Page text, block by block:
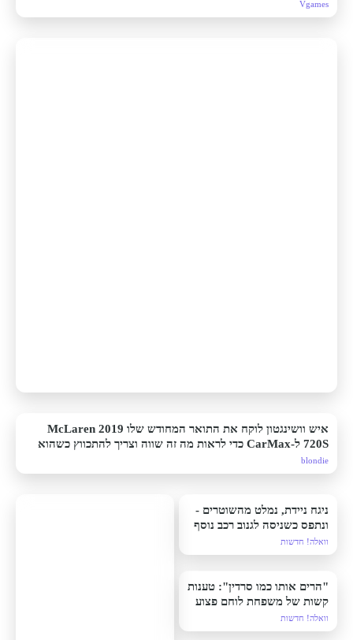
Vgames
איש וושינגטון לוקח את התואר המחודש שלו 2019 McLaren
720S ל-CarMax כדי לראות מה זה שווה וצריך להתכווץ כשהוא
מגלה
blondie
ניגח ניידת, נמלט מהשוטרים -
ונתפס כשניסה לגנוב רכב נוסף
וואלה! חדשות
"הרים אותו כמו סרדין": טענות
קשות של משפחת לוחם פצוע
על בית החולים רמב"ם
וואלה! חדשות